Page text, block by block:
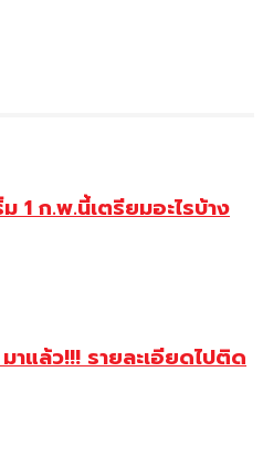
1 ก.พ.นี้เตรียมอะไรบ้าง
าแล้ว!!! รายละเอียดไปติด